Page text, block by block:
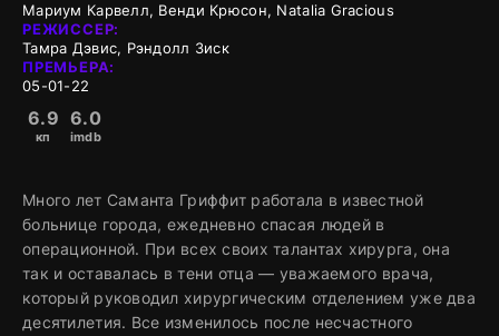
Мариум Карвелл, Венди Крюсон, Natalia Gracious
РЕЖИССЕР:
Тамра Дэвис, Рэндолл Зиск
ПРЕМЬЕРА:
05-01-22
6.9
кп
6.0
imdb
Много лет Саманта Гриффит работала в известной
больнице города, ежедневно спасая людей в
операционной. При всех своих талантах хирурга, она
так и оставалась в тени отца — уважаемого врача,
который руководил хирургическим отделением уже два
десятилетия. Все изменилось после несчастного